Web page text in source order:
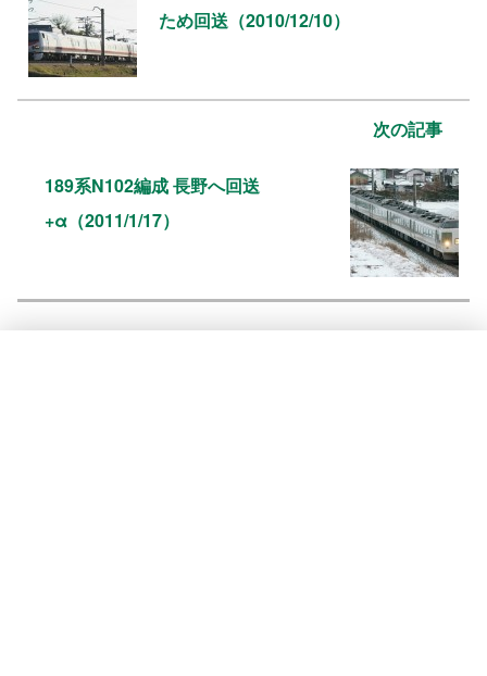
ため回送（2010/12/10）
次の記事
189系N102編成 長野へ回送
+α（2011/1/17）